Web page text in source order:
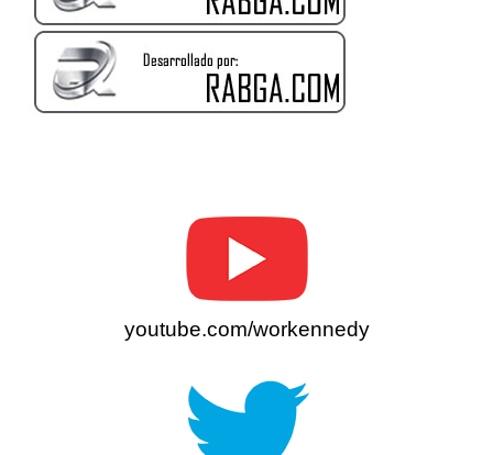
youtube.com/workennedy